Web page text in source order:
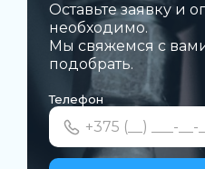
Оставьте заявку и
необходимо.
Мы свяжемся с
подобрать.
Телефон